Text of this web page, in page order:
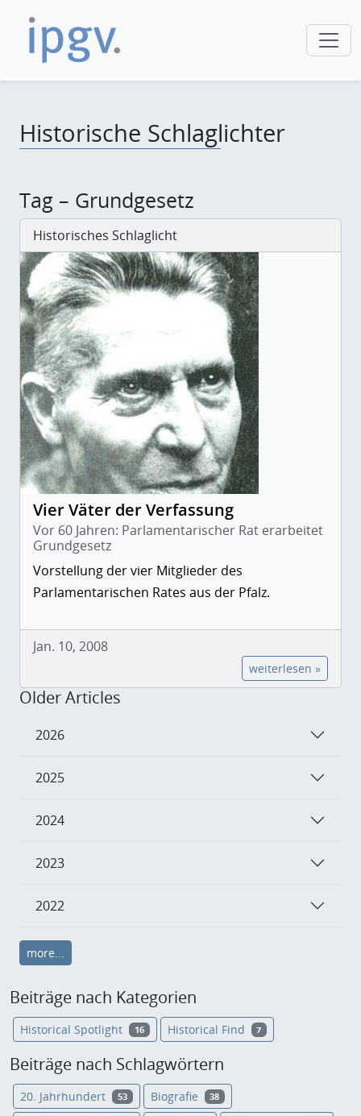
Historische Schlaglichter
Tag – Grundgesetz
Historisches Schlaglicht
Vier Väter der Verfassung
Vor 60 Jahren: Parlamentarischer Rat erarbeitet
Grundgesetz
Vorstellung der vier Mitglieder des
Parlamentarischen Rates aus der Pfalz.
Jan. 10, 2008
weiterlesen »
Older Articles
2026
2025
2024
2023
2022
more...
Beiträge nach Kategorien
Historical Spotlight 16 Historical Find 7
Beiträge nach Schlagwörtern
20. Jahrhundert 53 Biografie 38